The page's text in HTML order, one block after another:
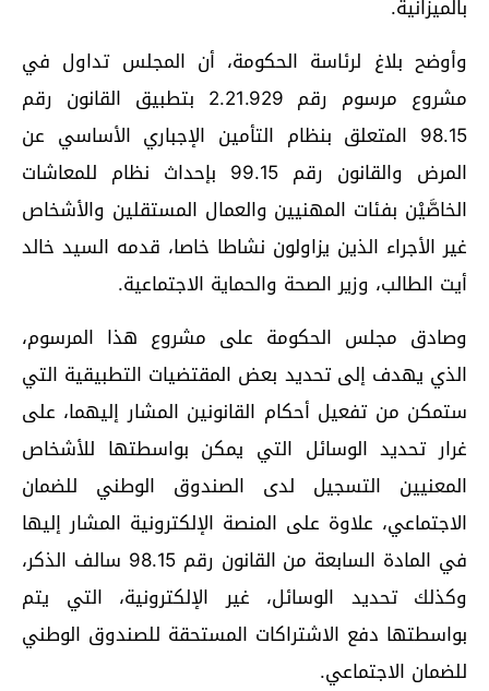
بالميزانية.
وأوضح بلاغ لرئاسة الحكومة، أن المجلس تداول في
مشروع مرسوم رقم 2.21.929 بتطبيق القانون رقم
98.15 المتعلق بنظام التأمين الإجباري الأساسي عن
المرض والقانون رقم 99.15 بإحداث نظام للمعاشات
الخاصَّيْن بفئات المهنيين والعمال المستقلين والأشخاص
غير الأجراء الذين يزاولون نشاطا خاصا، قدمه السيد خالد
أيت الطالب، وزير الصحة والحماية الاجتماعية.
وصادق مجلس الحكومة على مشروع هذا المرسوم،
الذي يهدف إلى تحديد بعض المقتضيات التطبيقية التي
ستمكن من تفعيل أحكام القانونين المشار إليهما، على
غرار تحديد الوسائل التي يمكن بواسطتها للأشخاص
المعنيين التسجيل لدى الصندوق الوطني للضمان
الاجتماعي، علاوة على المنصة الإلكترونية المشار إليها
في المادة السابعة من القانون رقم 98.15 سالف الذكر،
وكذلك تحديد الوسائل، غير الإلكترونية، التي يتم
بواسطتها دفع الاشتراكات المستحقة للصندوق الوطني
للضمان الاجتماعي.